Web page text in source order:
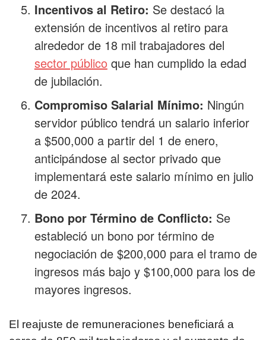
Incentivos al Retiro: Se destacó la
extensión de incentivos al retiro para
alrededor de 18 mil trabajadores del
sector públicoque han cumplido la edad
de jubilación.
Compromiso Salarial Mínimo: Ningún
servidor público tendrá un salario inferior
a $500,000 a partir del 1 de enero,
anticipándose al sector privado que
implementará este salario mínimo en julio
de 2024.
Bono por Término de Conflicto: Se
estableció un bono por término de
negociación de $200,000 para el tramo de
ingresos más bajo y $100,000 para los de
mayores ingresos.
El reajuste de remuneraciones beneficiará a